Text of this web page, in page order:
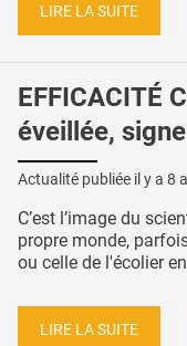
LIRE LA SUITE
EFFICACITÉ
éveillée,
Actualité publiée il y a 8
C’est l’image du
propre monde,
ou celle de l'écolier
LIRE LA SUITE